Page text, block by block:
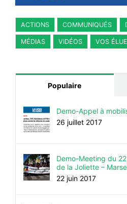
ACTIONS COMMUNIQUÉS
MÉDIAS VIDÉOS VOS
Populaire
Demo-Appel à
26 juillet 2017
Demo-Meeting du
de la Joliette –
22 juin 2017